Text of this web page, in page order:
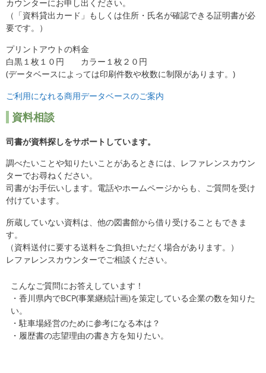
カウンターにお申し出ください。
（「資料貸出カード」もしくは住所・氏名が確認できる証明書が必
要です。）
プリントアウトの料金
白黒１枚１０円 カラー１枚２０円
(データベースによっては印刷件数や枚数に制限があります。)
ご利用になれる商用データベースのご案内
資料相談
司書が資料探しをサポートしています。
調べたいことや知りたいことがあるときには、レファレンスカウン
ターでお尋ねください。
司書がお手伝いします。電話やホームページからも、ご質問を受け
付けています。
所蔵していない資料は、他の図書館から借り受けることもできま
す。
（資料送付に要する送料をご負担いただく場合があります。）
レファレンスカウンターでご相談ください。
こんなご質問にお答えしています！
・香川県内でBCP(事業継続計画)を策定している企業の数を知りた
い。
・駐車場経営のために参考になる本は？
・履歴書の志望理由の書き方を知りたい。